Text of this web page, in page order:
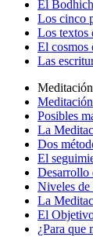
El
Los cinco
Los textos
El cosmos
Las
Meditación
Meditación
Posibles
La
Dos
El
Desarrollo
Niveles de
La
El
¿Para que